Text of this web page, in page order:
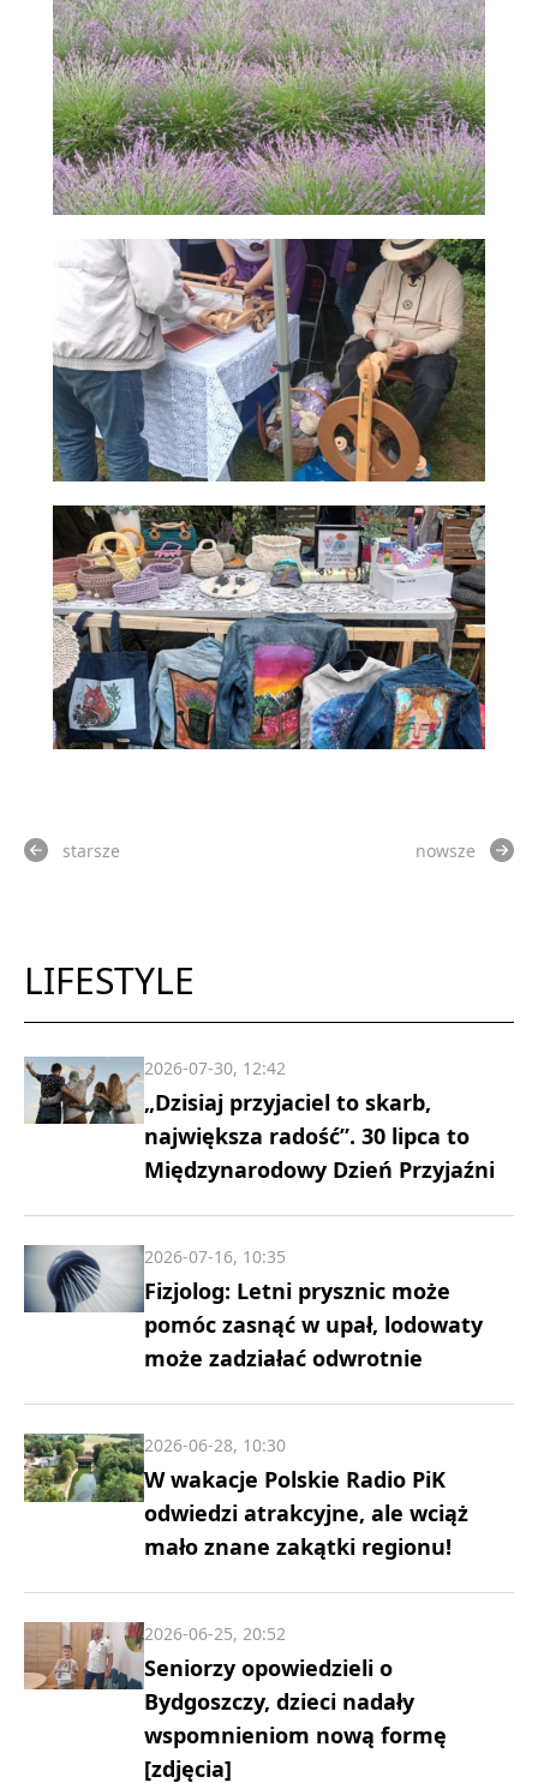
starsze nowsze
LIFESTYLE
„Dzisiaj przyjaciel to skarb,
największa radość”. 30 lipca to
Międzynarodowy Dzień Przyjaźni
2026-07-30, 12:42
Fizjolog: Letni prysznic może
pomóc zasnąć w upał, lodowaty
może zadziałać odwrotnie
2026-07-16, 10:35
W wakacje Polskie Radio PiK
odwiedzi atrakcyjne, ale wciąż
mało znane zakątki regionu!
2026-06-28, 10:30
Seniorzy opowiedzieli o
Bydgoszczy, dzieci nadały
wspomnieniom nową formę
[zdjęcia]
2026-06-25, 20:52